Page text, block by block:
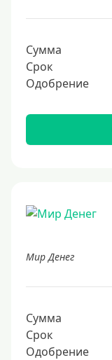
Сумма
Срок
Одобрение
Мир Денег
Сумма
Срок
Одобрение